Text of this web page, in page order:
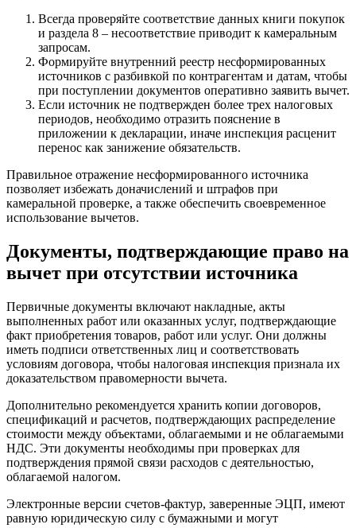
Всегда проверяйте соответствие данных книги покупок
и раздела 8 – несоответствие приводит к камеральным
запросам.
Формируйте внутренний реестр несформированных
источников с разбивкой по контрагентам и датам, чтобы
при поступлении документов оперативно заявить вычет.
Если источник не подтвержден более трех налоговых
периодов, необходимо отразить пояснение в
приложении к декларации, иначе инспекция расценит
перенос как занижение обязательств.
Правильное отражение несформированного источника
позволяет избежать доначислений и штрафов при
камеральной проверке, а также обеспечить своевременное
использование вычетов.
Документы, подтверждающие право на
вычет при отсутствии источника
Первичные документы включают накладные, акты
выполненных работ или оказанных услуг, подтверждающие
факт приобретения товаров, работ или услуг. Они должны
иметь подписи ответственных лиц и соответствовать
условиям договора, чтобы налоговая инспекция признала их
доказательством правомерности вычета.
Дополнительно рекомендуется хранить копии договоров,
спецификаций и расчетов, подтверждающих распределение
стоимости между объектами, облагаемыми и не облагаемыми
НДС. Эти документы необходимы при проверках для
подтверждения прямой связи расходов с деятельностью,
облагаемой налогом.
Электронные версии счетов-фактур, заверенные ЭЦП, имеют
равную юридическую силу с бумажными и могут